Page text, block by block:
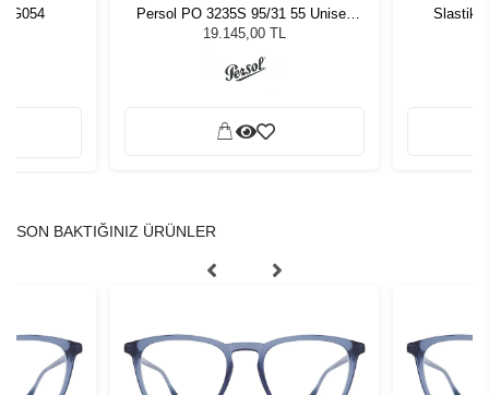
Persol PO 3235S 95/31 55 Unisex
Güneş Gözlüğü
19.145,00 TL
Slastik
SON BAKTIĞINIZ ÜRÜNLER